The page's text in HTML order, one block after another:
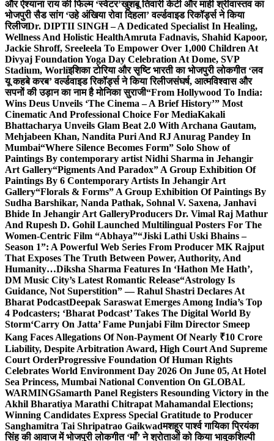
और ऐश्याना राय की फिल्म ‘स्वेटर’खुशबू तिवारी केटी और माही श्रीवास्तव का
भोजपुरी सैड सांग ‘उहे अंखिया रोवा दिहला’ वर्ल्डवाइड रिकॉर्ड्स ने किया
रिलीजDr. DIPTII SINGH – A Dedicated Specialist In Healing,
Wellness And Holistic HealthAmruta Fadnavis, Shahid Kapoor,
Jackie Shroff, Sreeleela To Empower Over 1,000 Children At
Divyaj Foundation Yoga Day Celebration At Dome, SVP
Stadium, Worliइशिका टोरिया और सृष्टि भारती का भोजपुरी लोकगीत ‘लव
यू कहबे करब’ वर्ल्डवाइड रिकॉर्ड्स ने किया रिलीजसंघर्ष, आत्मविश्वास और
सपनों की उड़ान का नाम है मोनिका सुराजी“From Hollywood To India:
Wins Deus Unveils ‘The Cinema – A Brief History’” Most
Cinematic And Professional Choice For MediaKakali
Bhattacharya Unveils Glam Beat 2.0 With Archana Gautam,
Mehjabeen Khan, Nandita Puri And RJ Anurag Pandey In
Mumbai“Where Silence Becomes Form” Solo Show of
Paintings By contemporary artist Nidhi Sharma in Jehangir
Art Gallery“Pigments And Paradox” A Group Exhibition Of
Paintings By 6 Contemporary Artists In Jehangir Art
Gallery“Florals & Forms” A Group Exhibition Of Paintings By
Sudha Barshikar, Nanda Pathak, Sohnal V. Saxena, Janhavi
Bhide In Jehangir Art GalleryProducers Dr. Vimal Raj Mathur
And Rupesh D. Gohil Launched Multilingual Posters For The
Women-Centric Film “Abhaya”“Jiski Lathi Uski Bhains –
Season 1”: A Powerful Web Series From Producer MK Rajput
That Exposes The Truth Between Power, Authority, And
Humanity…Diksha Sharma Features In ‘Hathon Me Hath’,
DM Music City’s Latest Romantic Release“Astrology Is
Guidance, Not Superstition” — Rahul Shastri Declares At
Bharat PodcastDeepak Saraswat Emerges Among India’s Top
4 Podcasters; ‘Bharat Podcast’ Takes The Digital World By
Storm‘Carry On Jatta’ Fame Punjabi Film Director Smeep
Kang Faces Allegations Of Non-Payment Of Nearly ₹10 Crore
Liability, Despite Arbitration Award, High Court And Supreme
Court OrderProgressive Foundation Of Human Rights
Celebrates World Environment Day 2026 On June 05, At Hotel
Sea Princess, Mumbai National Convention On GLOBAL
WARMINGSamarth Panel Registers Resounding Victory in the
Akhil Bharatiya Marathi Chitrapat Mahamandal Elections;
Winning Candidates Express Special Gratitude to Producer
Sanghamitra Tai Shripatrao Gaikwadमशहूर पार्श्व गायिका प्रियंका
सिंह की आवाज में भोजपुरी लोकगीत ‘माँ’ ने श्रोताओं को किया भावुकशिल्पी